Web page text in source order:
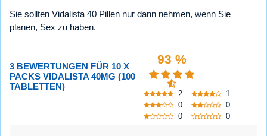
Sie sollten Vidalista 40 Pillen nur dann nehmen, wenn Sie
planen, Sex zu haben.
3 BEWERTUNGEN FÜR 10 X
PACKS VIDALISTA 40MG (100
TABLETTEN)
93 %
2
1
0
0
0
0